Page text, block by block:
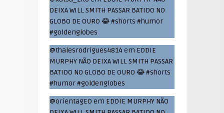
DEIXA WILL SMITH PASSAR BATIDO NO
GLOBO DE OURO 😂 #shorts #humor
#goldenglobes
@thalesrodrigues4814 em EDDIE
MURPHY NÃO DEIXA WILL SMITH PASSAR
BATIDO NO GLOBO DE OURO 😂 #shorts
#humor #goldenglobes
@orientagEO em EDDIE MURPHY NÃO